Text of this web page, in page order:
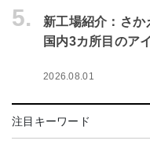
5.
新工場紹介：さ
国内3カ所目のア
2026.08.01
注目キーワード